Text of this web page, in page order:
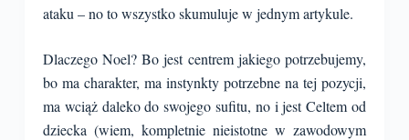
ataku – no to wszystko skumuluje w jednym artykule.
Dlaczego Noel? Bo jest centrem jakiego potrzebujemy,
bo ma charakter, ma instynkty potrzebne na tej pozycji,
ma wciąż daleko do swojego sufitu, no i jest Celtem od
dziecka (wiem, kompletnie nieistotne w zawodowym